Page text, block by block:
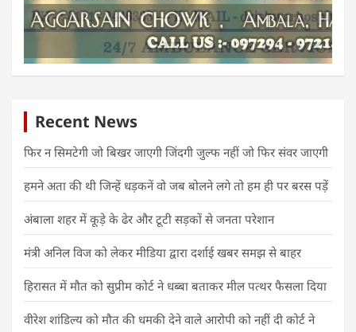
Recent News
फिर न सिमटेगी जो बिखर जाएगी जिंदगी जुल्फ नहीं जो फिर संवर जाएगी
हमने अता की थी जिन्हें धड़कनें वो जब बोलने लगे तो हम ही पर बरस पड़ें
अंबाला शहर में कूड़े के ढेर और टूटी सड़कों से जनता परेशान
मंत्री अनिल विज को लेकर मीडिया द्वारा दर्शाई खबर समझ से बाहर
हिरासत में मौत को सुप्रीम कोर्ट ने धब्बा बताकर मील पत्थर फैसला दिया
वीरेश शांडिल्य को मौत की धमकी देने वाले आरोपी को नहीं दी कोर्ट ने